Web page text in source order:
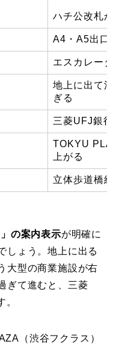
ハチ公改札
A4・A5出口
エスカレー
地上に出て
ぎる
三菱UFJ銀
TOKYU
上がる
立体歩道橋
」の案内表示が明確に
しょう。地上に出る
大型の商業施設が右
ぎて進むと、三菱
（渋谷フクラス）